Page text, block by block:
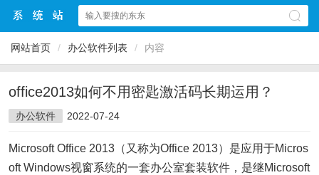
网站首页 / 办公软件列表 / 内容
office2013如何不用密匙激活码长期运用？
办公软件 2022-07-24
Microsoft Office 2013（又称为Office 2013）是应用于Micros
oft Windows视窗系统的一套办公室套装软件，是继Microsoft